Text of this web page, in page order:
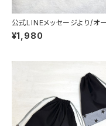
公式LINEメッセージより/オ
ー 子供布マスク/4枚セット
の子 シンプル ブラック
¥1,980